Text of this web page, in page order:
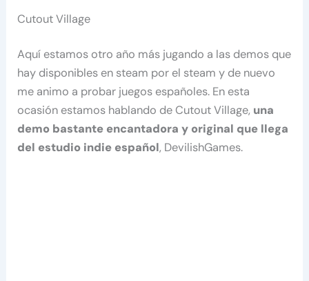
Cutout Village
Aquí estamos otro año más jugando a las demos que
hay disponibles en steam por el steam y de nuevo
me animo a probar juegos españoles. En esta
ocasión estamos hablando de Cutout Village, una
demo bastante encantadora y original que llega
del estudio indie español, DevilishGames.